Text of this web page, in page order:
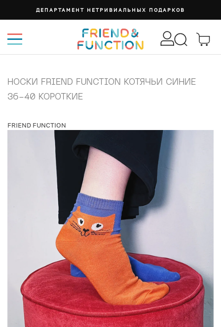
ДЕПАРТАМЕНТ НЕТРИВИАЛЬНЫХ ПОДАРКОВ
НОСКИ FRIEND FUNCTION КОТЯЧЬИ СИНИЕ
36-40 КОРОТКИЕ
FRIEND FUNCTION